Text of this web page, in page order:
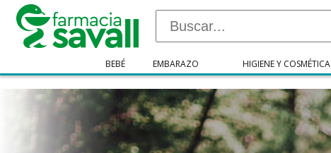
BEBÉ EMBARAZO HIGIENE Y COSMÉTICA